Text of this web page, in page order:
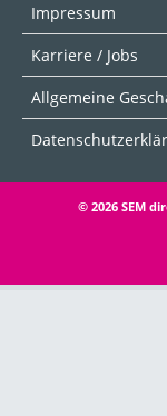
Impressum
Karriere / Jobs
Allgemeine
© 2026 SEM